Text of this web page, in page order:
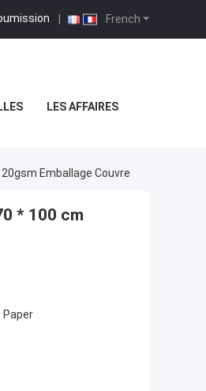
French
|
LES AFFAIRES
Emballage Couvre
* 100 cm
Paper